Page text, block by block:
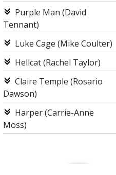
Purple Man (David
Tennant)
Luke Cage (Mike Coulter)
Hellcat (Rachel Taylor)
Claire Temple (Rosario
Dawson)
Harper (Carrie-Anne
Moss)